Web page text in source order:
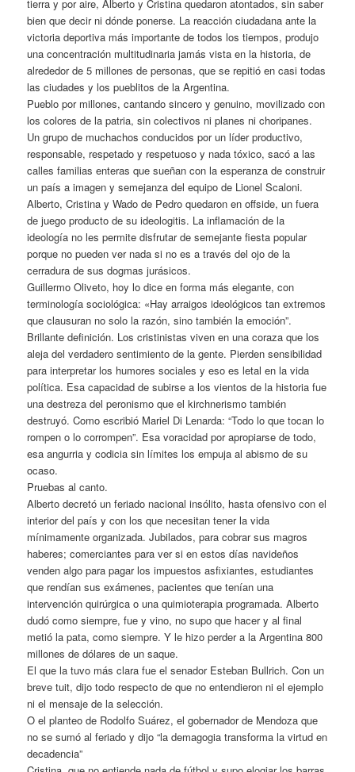
tierra y por aire, Alberto y Cristina quedaron atontados, sin saber
bien que decir ni dónde ponerse. La reacción ciudadana ante la
victoria deportiva más importante de todos los tiempos, produjo
una concentración multitudinaria jamás vista en la historia, de
alrededor de 5 millones de personas, que se repitió en casi todas
las ciudades y los pueblitos de la Argentina.
Pueblo por millones, cantando sincero y genuino, movilizado con
los colores de la patria, sin colectivos ni planes ni choripanes.
Un grupo de muchachos conducidos por un líder productivo,
responsable, respetado y respetuoso y nada tóxico, sacó a las
calles familias enteras que sueñan con la esperanza de construir
un país a imagen y semejanza del equipo de Lionel Scaloni.
Alberto, Cristina y Wado de Pedro quedaron en offside, un fuera
de juego producto de su ideologitis. La inflamación de la
ideología no les permite disfrutar de semejante fiesta popular
porque no pueden ver nada si no es a través del ojo de la
cerradura de sus dogmas jurásicos.
Guillermo Oliveto, hoy lo dice en forma más elegante, con
terminología sociológica: «Hay arraigos ideológicos tan extremos
que clausuran no solo la razón, sino también la emoción”.
Brillante definición. Los cristinistas viven en una coraza que los
aleja del verdadero sentimiento de la gente. Pierden sensibilidad
para interpretar los humores sociales y eso es letal en la vida
política. Esa capacidad de subirse a los vientos de la historia fue
una destreza del peronismo que el kirchnerismo también
destruyó. Como escribió Mariel Di Lenarda: “Todo lo que tocan lo
rompen o lo corrompen”. Esa voracidad por apropiarse de todo,
esa angurria y codicia sin límites los empuja al abismo de su
ocaso.
Pruebas al canto.
Alberto decretó un feriado nacional insólito, hasta ofensivo con el
interior del país y con los que necesitan tener la vida
mínimamente organizada. Jubilados, para cobrar sus magros
haberes; comerciantes para ver si en estos días navideños
venden algo para pagar los impuestos asfixiantes, estudiantes
que rendían sus exámenes, pacientes que tenían una
intervención quirúrgica o una quimioterapia programada. Alberto
dudó como siempre, fue y vino, no supo que hacer y al final
metió la pata, como siempre. Y le hizo perder a la Argentina 800
millones de dólares de un saque.
El que la tuvo más clara fue el senador Esteban Bullrich. Con un
breve tuit, dijo todo respecto de que no entendieron ni el ejemplo
ni el mensaje de la selección.
O el planteo de Rodolfo Suárez, el gobernador de Mendoza que
no se sumó al feriado y dijo “la demagogia transforma la virtud en
decadencia”